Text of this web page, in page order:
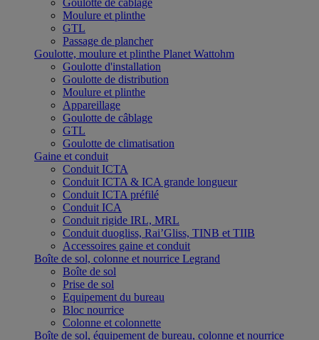
Goulotte de câblage
Moulure et plinthe
GTL
Passage de plancher
Goulotte, moulure et plinthe Planet Wattohm
Goulotte d'installation
Goulotte de distribution
Moulure et plinthe
Appareillage
Goulotte de câblage
GTL
Goulotte de climatisation
Gaine et conduit
Conduit ICTA
Conduit ICTA & ICA grande longueur
Conduit ICTA préfilé
Conduit ICA
Conduit rigide IRL, MRL
Conduit duogliss, Rai’Gliss, TINB et TIIB
Accessoires gaine et conduit
Boîte de sol, colonne et nourrice Legrand
Boîte de sol
Prise de sol
Equipement du bureau
Bloc nourrice
Colonne et colonnette
Boîte de sol, équipement de bureau, colonne et nourrice